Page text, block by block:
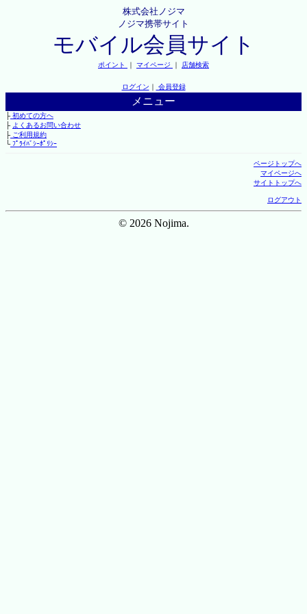
株式会社ノジマ
ノジマ携帯サイト
モバイル会員サイト
ポイント ｜ マイページ ｜ 店舗検索
ログイン ｜ 会員登録
メニュー
├初めての方へ
├ よくあるお問い合わせ
├ご利用規約
└ﾌﾟﾗｲﾊﾞｼｰﾎﾟﾘｼｰ
ページトップへ
マイページへ
サイトトップへ
ログアウト
© 2026 Nojima.